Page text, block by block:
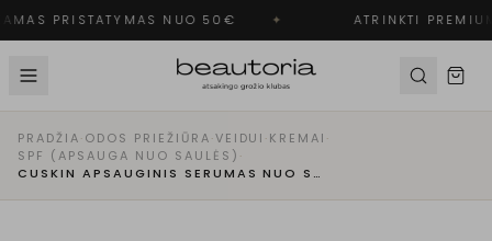
PRISTATYMAS NUO 50€ ✦ ATRINKTI
PRADŽIA·ODOS PRIEŽIŪRA·VEIDUI ·KREMAI ·
SPF (APSAUGA NUO SAULĖS) ·
CUSKIN APSAUGINIS SERUMAS NUO SAULĖS SPF 50+ PA++++ SU VITAMINU U IR B12